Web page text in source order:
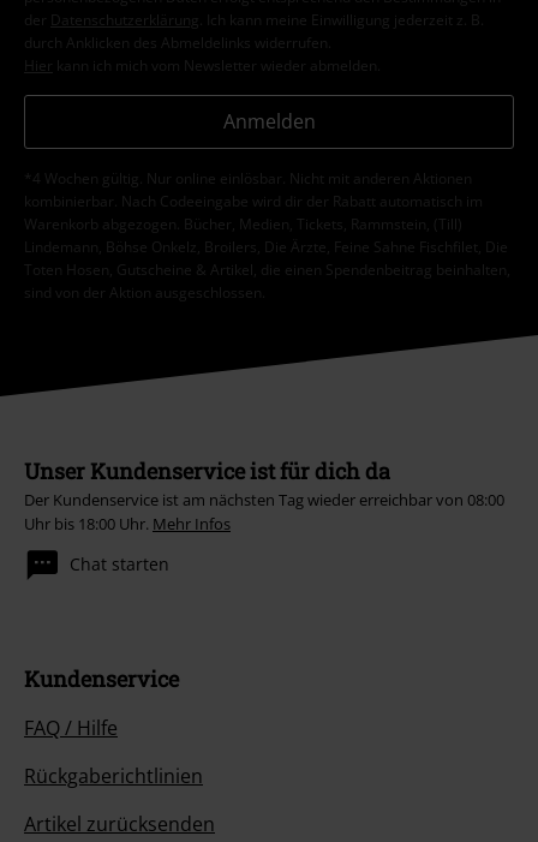
der
Datenschutzerklärung
. Ich kann meine Einwilligung jederzeit z. B.
durch Anklicken des Abmeldelinks widerrufen.
Hier kann ich mich vom Newsletter wieder abmelden.
Anmelden
*4 Wochen gültig. Nur online einlösbar. Nicht mit anderen Aktionen
kombinierbar. Nach Codeeingabe wird dir der Rabatt automatisch im
Warenkorb abgezogen. Bücher, Medien, Tickets, Rammstein, (Till)
Lindemann, Böhse Onkelz, Broilers, Die Ärzte, Feine Sahne Fischfilet, Die
Toten Hosen, Gutscheine & Artikel, die einen Spendenbeitrag beinhalten,
sind von der Aktion ausgeschlossen.
Unser Kundenservice ist für dich da
Der Kundenservice ist am nächsten Tag wieder erreichbar von 08:00
Uhr bis 18:00 Uhr. Mehr Infos
Chat starten
Kundenservice
FAQ / Hilfe
Rückgaberichtlinien
Artikel zurücksenden